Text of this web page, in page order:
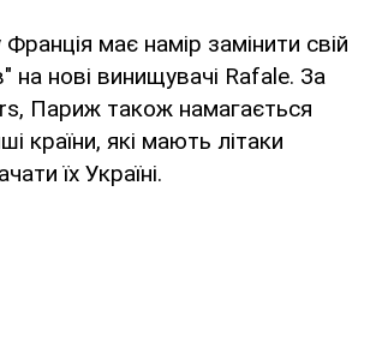
має намір замінити свій
на нові винищувачі Rafale. За
Париж також намагається
країни, які мають літаки
їх Україні.